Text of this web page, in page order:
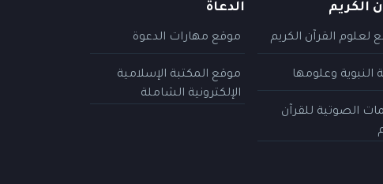
الكريم
لعلوم القرآن الكريم
النبوية وعلومها
الصوتية للقرآن
الدعاة
موقع مهارات الدعوة
موقع المكتبة الإسلامية
الإلكترونية الشاملة